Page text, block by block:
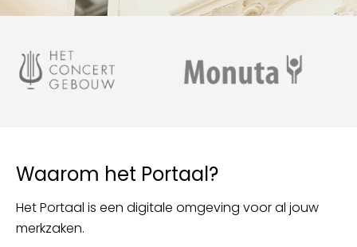
Waarom het Portaal?
Het Portaal is een digitale omgeving voor al jouw
merkzaken.